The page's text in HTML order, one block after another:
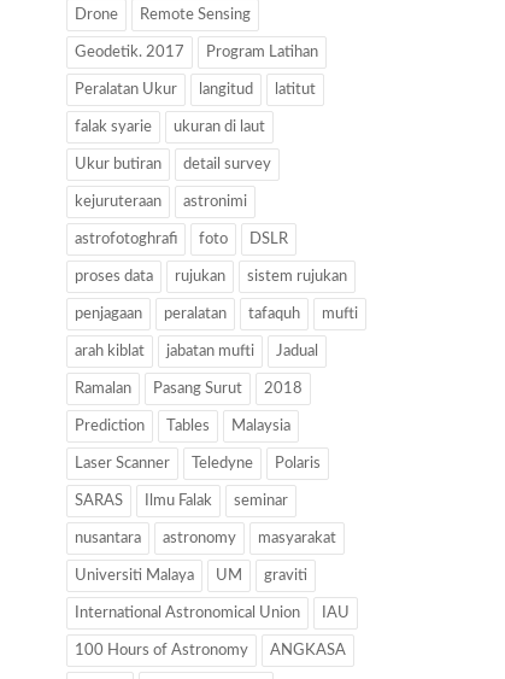
Drone Remote Sensing
Geodetik. 2017 Program Latihan
Peralatan Ukur langitud latitut
falak syarie ukuran di laut
Ukur butiran detail survey
kejuruteraan astronimi
astrofotoghrafi foto DSLR
proses data rujukan sistem rujukan
penjagaan peralatan tafaquh mufti
arah kiblat jabatan mufti Jadual
Ramalan Pasang Surut 2018
Prediction Tables Malaysia
Laser Scanner Teledyne Polaris
SARAS Ilmu Falak seminar
nusantara astronomy masyarakat
Universiti Malaya UM graviti
International Astronomical Union IAU
100 Hours of Astronomy ANGKASA